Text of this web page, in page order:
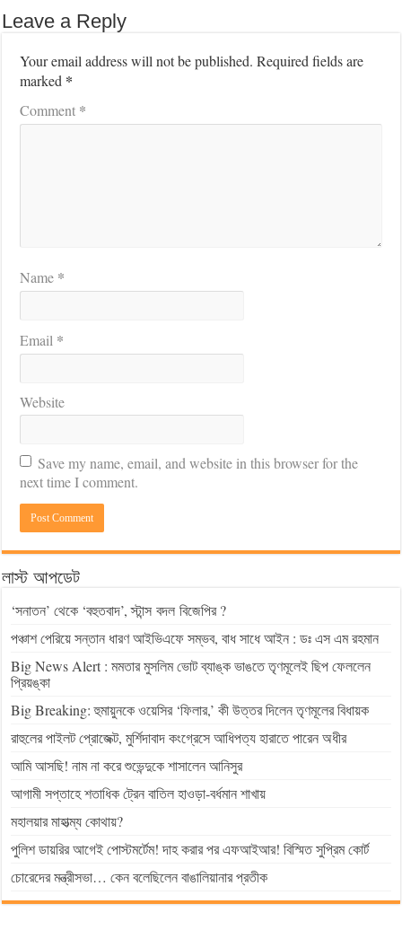
Leave a Reply
Your email address will not be published. Required fields are
marked *
Comment *
Name *
Email *
Website
Save my name, email, and website in this browser for the
next time I comment.
লাস্ট আপডেট
‘সনাতন’ থেকে ‘বহুতবাদ’, স্টান্স বদল বিজেপির ?
পঞ্চাশ পেরিয়ে সন্তান ধারণ আইভিএফে সম্ভব, বাধ সাধে আইন : ডঃ এস এম রহমান
Big News Alert : মমতার মুসলিম ভোট ব্যাঙ্ক ভাঙতে তৃণমূলেই ছিপ ফেললেন
প্রিয়ঙ্কা
Big Breaking: হুমায়ুনকে ওয়েসির ‘ফিলার,’ কী উত্তর দিলেন তৃণমূলের বিধায়ক
রাহুলের পাইলট প্রোজেক্ট, মুর্শিদাবাদ কংগ্রেসে আধিপত্য হারাতে পারেন অধীর
আমি আসছি! নাম না করে শুভেন্দুকে শাসালেন আনিসুর
আগামী সপ্তাহে শতাধিক ট্রেন বাতিল হাওড়া-বর্ধমান শাখায়
মহালয়ার মাহাত্ম্য কোথায়?
পুলিশ ডায়রির আগেই পোস্টমর্টেম! দাহ করার পর এফআইআর! বিস্মিত সুপ্রিম কোর্ট
চোরেদের মন্ত্রীসভা… কেন বলেছিলেন বাঙালিয়ানার প্রতীক